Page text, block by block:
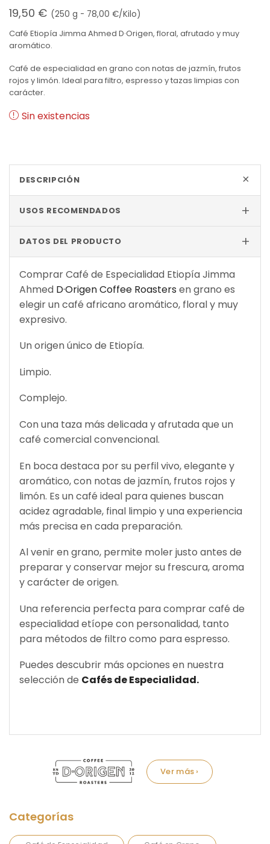
19,50 € (250 g - 78,00 €/Kilo)
Café Etiopía Jimma Ahmed D·Origen, floral, afrutado y muy
aromático.
Café de especialidad en grano con notas de jazmín, frutos
rojos y limón. Ideal para filtro, espresso y tazas limpias con
carácter.
Sin existencias
DESCRIPCIÓN +
Comprar Café de Especialidad Etiopía Jimma
Ahmed D·Origen Coffee Roasters en grano es
elegir un café africano aromático, floral y muy
expresivo.
Un origen único de Etiopía.
Limpio.
Complejo.
Con una taza más delicada y afrutada que un
café comercial convencional.
En boca destaca por su perfil vivo, elegante y
aromático, con notas de jazmín, frutos rojos y
limón. Es un café ideal para quienes buscan
acidez agradable, final limpio y una experiencia
más precisa en cada preparación.
Al venir en grano, permite moler justo antes de
preparar y conservar mejor su frescura, aroma
y carácter de origen.
Una referencia perfecta para comprar café de
especialidad etíope con personalidad, tanto
para métodos de filtro como para espresso.
Puedes descubrir más opciones en nuestra
selección de Cafés de Especialidad.
USOS RECOMENDADOS +
DATOS DEL PRODUCTO +